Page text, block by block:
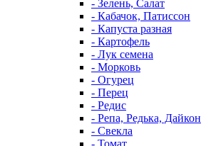
- Зелень, Салат
- Кабачок, Патиссон
- Капуста разная
- Картофель
- Лук семена
- Морковь
- Огурец
- Перец
- Редис
- Репа, Редька, Дайкон
- Свекла
- Томат